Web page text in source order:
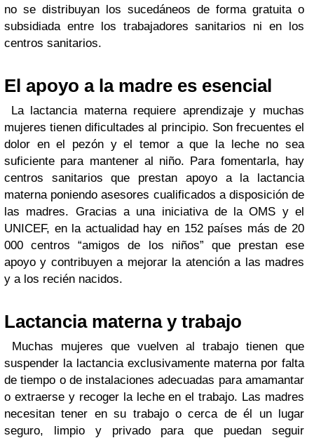
no se distribuyan los sucedáneos de forma gratuita o
subsidiada entre los trabajadores sanitarios ni en los
centros sanitarios.
El apoyo a la madre es esencial
La lactancia materna requiere aprendizaje y muchas
mujeres tienen dificultades al principio. Son frecuentes el
dolor en el pezón y el temor a que la leche no sea
suficiente para mantener al niño. Para fomentarla, hay
centros sanitarios que prestan apoyo a la lactancia
materna poniendo asesores cualificados a disposición de
las madres. Gracias a una iniciativa de la OMS y el
UNICEF, en la actualidad hay en 152 países más de 20
000 centros “amigos de los niños” que prestan ese
apoyo y contribuyen a mejorar la atención a las madres
y a los recién nacidos.
Lactancia materna y trabajo
Muchas mujeres que vuelven al trabajo tienen que
suspender la lactancia exclusivamente materna por falta
de tiempo o de instalaciones adecuadas para amamantar
o extraerse y recoger la leche en el trabajo. Las madres
necesitan tener en su trabajo o cerca de él un lugar
seguro, limpio y privado para que puedan seguir